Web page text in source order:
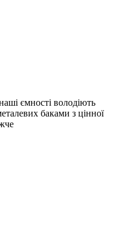
ємності володіють
баками з цінної